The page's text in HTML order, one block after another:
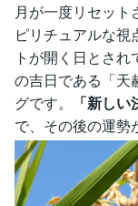
月が一度リセット
ピリチュアルな
トが開く日とさ
の吉日である「天
グです。
「新しい
で、その後の運勢